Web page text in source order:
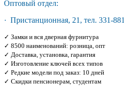
Оптовый отдел:
· Пристанционная, 21, тел. 331-881
✓ Замки и вся дверная фурнитура
✓ 8500 наименований: розница, опт
✓ Доставка, установка, гарантия
✓ Изготовление ключей всех типов
✓ Редкие модели под заказ: 10 дней
✓ Скидки пенсионерам, студентам